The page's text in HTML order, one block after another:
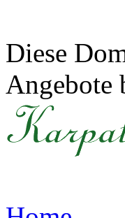
Diese
Angebote